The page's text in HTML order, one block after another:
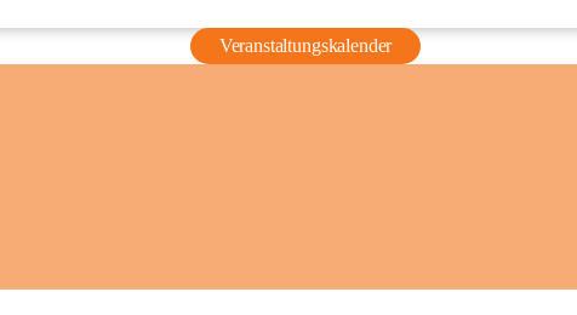
Veranstaltungskalender